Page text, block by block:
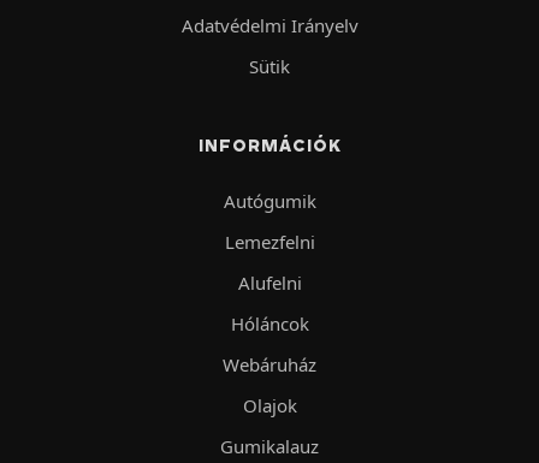
Adatvédelmi Irányelv
Sütik
INFORMÁCIÓK
Autógumik
Lemezfelni
Alufelni
Hóláncok
Webáruház
Olajok
Gumikalauz